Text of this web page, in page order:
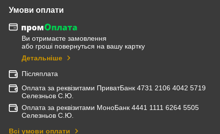
Умови оплати
Ви отримаєте замовлення
або гроші повернуться на вашу картку
Детальніше
Післяплата
Оплата за реквізитами ПриватБанк 4731 2106 4042 5719
Селезньов С.Ю.
Оплата за реквізитами МоноБанк 4441 1111 6264 5505
Селезньов С.Ю.
Всі умови оплати